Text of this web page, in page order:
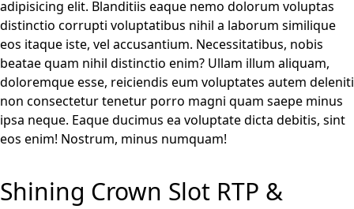
adipisicing elit. Blanditiis eaque nemo dolorum voluptas
distinctio corrupti voluptatibus nihil a laborum similique
eos itaque iste, vel accusantium. Necessitatibus, nobis
beatae quam nihil distinctio enim? Ullam illum aliquam,
doloremque esse, reiciendis eum voluptates autem deleniti
non consectetur tenetur porro magni quam saepe minus
ipsa neque. Eaque ducimus ea voluptate dicta debitis, sint
eos enim! Nostrum, minus numquam!
Shining Crown Slot RTP &